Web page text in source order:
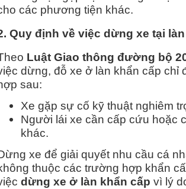
các phương tiện khác.
Quy định về việc dừng xe tại
Luật Giao thông đường bộ
dừng, đỗ xe ở làn khẩn cấp
sau:
Xe gặp sự cố kỹ thuật nghiêm
Người lái xe cần cấp cứu hoặc
khác.
xe để giải quyết nhu cầu cá
thuộc các trường hợp khẩn
dừng xe ở làn khẩn cấp vì lý